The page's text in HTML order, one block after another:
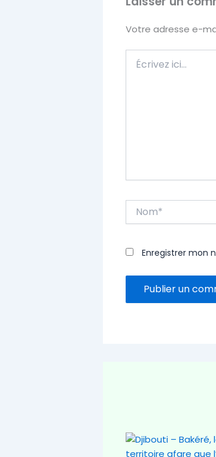
Votre adresse e-
ici…
Enregistrer mon